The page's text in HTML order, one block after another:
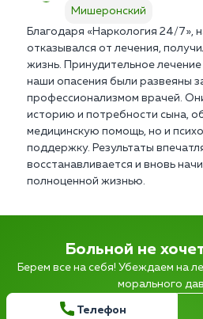
Мишеронский
Благодаря «Наркология 24/7»,
отказывался от лечения,
жизнь. Принудительное
наши опасения были развеяны
профессионализмом врачей.
историю и потребности сына,
медицинскую помощь, но и
поддержку. Результаты
восстанавливается и вновь
полноценной жизнью.
Больной не
Берем все на себя! Убеждаем на
морального
Телефон